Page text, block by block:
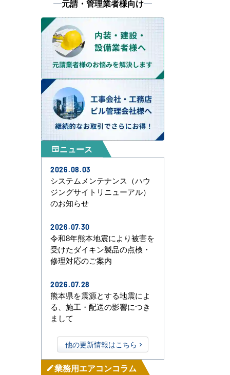
元請・管理業者様向け
newspaperニュース
2026.08.03
システムメンテナンス（ハウ
ジングサイトリニューアル）
のお知らせ
2026.07.30
令和8年熊本地震により被害を
受けたダイキン製品の点検・
修理対応のご案内
2026.07.28
熊本県を震源とする地震によ
る、施工・配送の影響につき
まして
他の更新情報はこちら
mode_edit業務用エアコンコラム